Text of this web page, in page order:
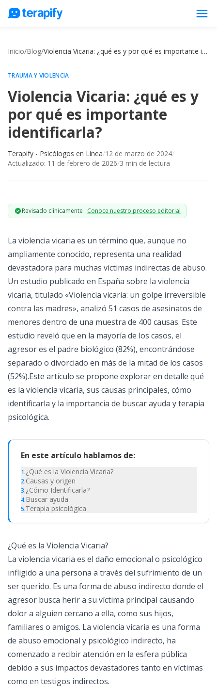
menu
Opiniones
Empresas
Preguntas frecuentes
Blog
Inicio/Blog/ Violencia Vicaria: ¿qué es y por qué es importante identificarla?
TRAUMA Y VIOLENCIA
Violencia Vicaria: ¿qué es y
por qué es importante
identificarla?
Terapify - Psicólogos en Línea/12 de marzo de 2024/
Actualizado: 11 de febrero de 2026/3 min de lectura
Revisado clínicamente · Conoce nuestro proceso editorial
La violencia vicaria es un término que, aunque no
ampliamente conocido, representa una realidad
devastadora para muchas víctimas indirectas de abuso.
Un estudio publicado en España sobre la violencia
vicaria, titulado «Violencia vicaria: un golpe irreversible
contra las madres», analizó 51 casos de asesinatos de
menores dentro de una muestra de 400 causas. Este
estudio reveló que en la mayoría de los casos, el
agresor es el padre biológico (82%), encontrándose
separado o divorciado en más de la mitad de los casos
(52%).Este artículo se propone explorar en detalle qué
es la violencia vicaria, sus causas principales, cómo
identificarla y la importancia de buscar ayuda y terapia
psicológica.
En este artículo hablamos de:
1.¿Qué es la Violencia Vicaria?
2.Causas y origen
3.¿Cómo Identificarla?
4.Buscar ayuda
5.Terapia psicológica
¿Qué es la Violencia Vicaria?
La violencia vicaria es el daño emocional o psicológico
infligido a una persona a través del sufrimiento de un
ser querido. Es una forma de abuso indirecto donde el
agresor busca herir a su víctima principal causando
dolor a alguien cercano a ella, como sus hijos,
familiares o amigos. La violencia vicaria es una forma
de abuso emocional y psicológico indirecto, ha
comenzado a recibir atención en la esfera pública
debido a sus impactos devastadores tanto en víctimas
como en testigos indirectos.